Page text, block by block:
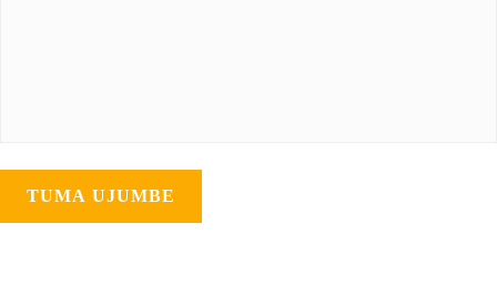
TUMA UJUMBE